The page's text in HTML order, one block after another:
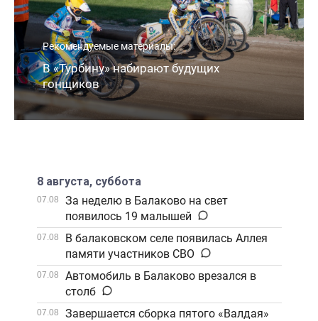
Рекомендуемые материалы:
В «Турбину» набирают будущих
гонщиков
8 августа, суббота
07.08
За неделю в Балаково на свет
появилось 19 малышей
07.08
В балаковском селе появилась Аллея
памяти участников СВО
07.08
Автомобиль в Балаково врезался в
столб
07.08 Завершается сборка пятого «Валдая»